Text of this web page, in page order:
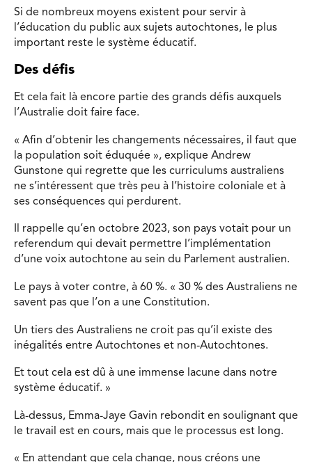
Si de nombreux moyens existent pour servir à
l’éducation du public aux sujets autochtones, le plus
important reste le système éducatif.
Des défis
Et cela fait là encore partie des grands défis auxquels
l’Australie doit faire face.
« Afin d’obtenir les changements nécessaires, il faut que
la population soit éduquée », explique Andrew
Gunstone qui regrette que les curriculums australiens
ne s’intéressent que très peu à l’histoire coloniale et à
ses conséquences qui perdurent.
Il rappelle qu’en octobre 2023, son pays votait pour un
referendum qui devait permettre l’implémentation
d’une voix autochtone au sein du Parlement australien.
Le pays à voter contre, à 60 %. « 30 % des Australiens ne
savent pas que l’on a une Constitution.
Un tiers des Australiens ne croit pas qu’il existe des
inégalités entre Autochtones et non-Autochtones.
Et tout cela est dû à une immense lacune dans notre
système éducatif. »
Là-dessus, Emma-Jaye Gavin rebondit en soulignant que
le travail est en cours, mais que le processus est long.
« En attendant que cela change, nous créons une